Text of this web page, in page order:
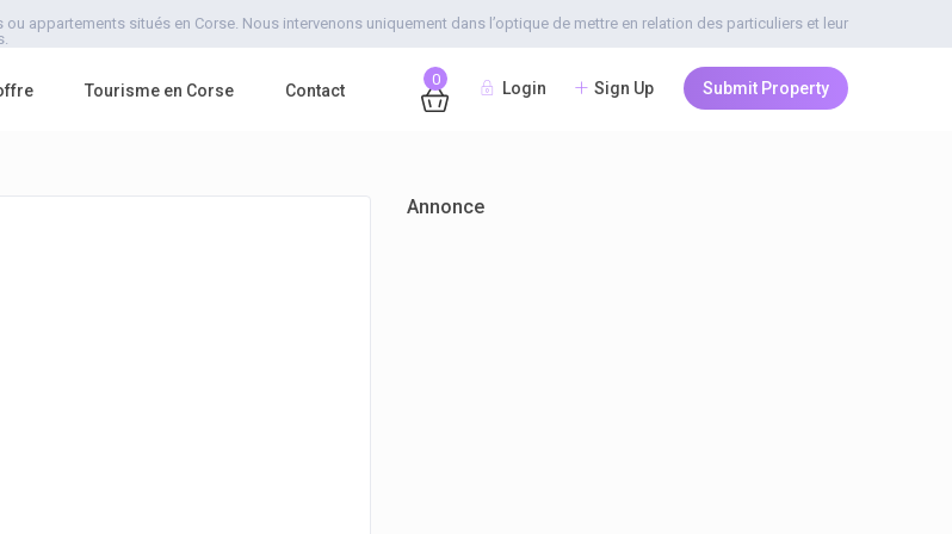
appartements situés en Corse. Nous intervenons uniquement dans l’optique de mettre en relation des particuliers et leur
0 Login Sign Up Submit Property
Tourisme en Corse Contact
Annonce